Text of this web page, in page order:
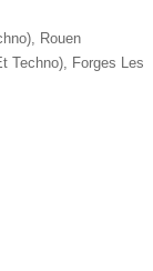
Rouen
Techno), Forges Les